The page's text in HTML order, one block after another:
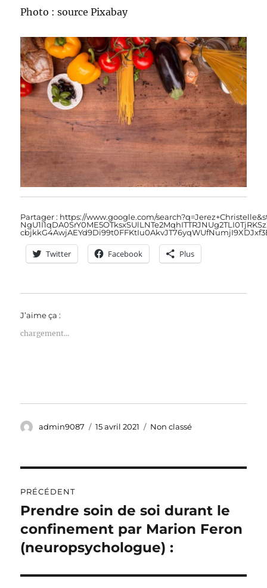
Photo : source Pixabay
Partager : https://www.google.com/
Twitter Facebook Plus
J’aime ça :
chargement…
Auteur
admin9087
Publié
15 avril 2021 Catégories
Non classé
de
l’article
PRÉCÉDENT
Publication
précédente :
Prendre soin de soi durant le
confinement par Marion Feron
(neuropsychologue) :